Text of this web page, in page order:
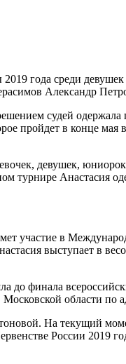
года среди
Александр
судей
пройдет в конце
девушек,
Анастасия
участие в
выступает в
до финала
области по
На текущий
России 2019